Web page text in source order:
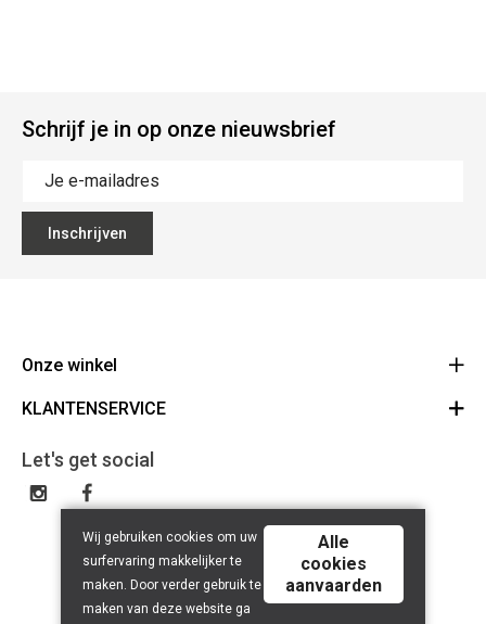
Schrijf je in op onze nieuwsbrief
Inschrijven
Onze winkel
Fietsen Scheldeman
8850 Ardooie
051 35 92 42
BE0842.395.708
KLANTENSERVICE
Contact
Algemene voorwaarden
Privacy Policy
Let's get social
Wij gebruiken cookies om uw
surfervaring makkelijker te
maken. Door verder gebruik te
maken van deze website ga
Alle
cookies
aanvaarden